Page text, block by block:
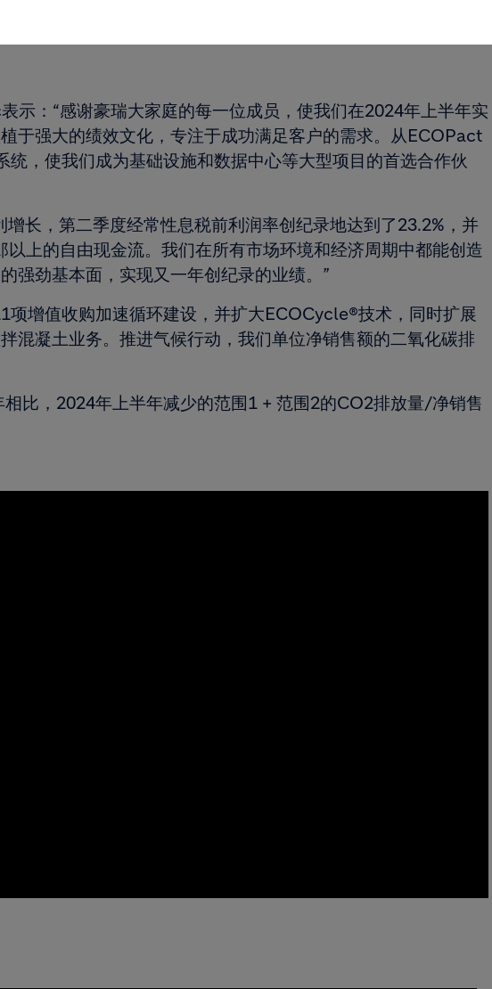
前利润率提高至18.5%以上，以当地货币计算的净销售额实现低
示：“感谢豪瑞大家庭的每一位成员，使我们在2024年上半年实
于强大的绩效文化，专注于成功满足客户的需求。从ECOPact
，使我们成为基础设施和数据中心等大型项目的首选合作伙
增长，第二季度经常性息税前利润率创纪录地达到了23.2%，并
上的自由现金流。我们在所有市场环境和经济周期中都能创造
强劲基本面，实现又一年创纪录的业绩。”
项增值收购加速循环建设，并扩大ECOCycle®技术，同时扩展
混凝土业务。推进气候行动，我们单位净销售额的二氧化碳排
比，2024年上半年减少的范围1 + 范围2的CO2排放量/净销售